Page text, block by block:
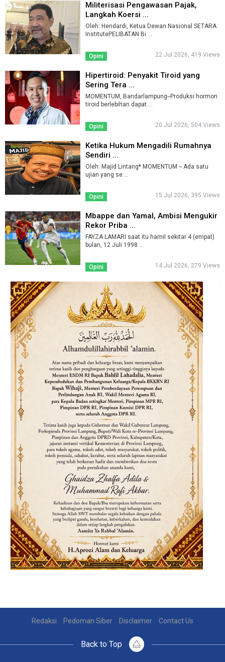
Militerisasi Pengawasan Pajak,
Langkah Koersi ...
Oleh: Hendardi, Ketua Dewan Nasional SETARA
InstitutePELIBATAN Bi ...
Opini 22 Jul 2026, 419 Views
Hipertiroid: Penyakit Tiroid yang
Sering Tera ...
MOMENTUM, Bandarlampung--Produksi hormon
tiroid berlebihan dapat ...
Opini 20 Jul 2026, 504 Views
Ketika Hukum Mengadili Rumahnya
Sendiri ...
Oleh: Majid Lintang* MOMENTUM -- Ada satu
ujian yang se ...
Opini 15 Jul 2026, 395 Views
Mbappe dan Yamal, Ambisi Mengukir
Rekor Priba ...
FAYZA LAMARI saat itu hamil sekitar 4 (empat)
bulan, 12 Juli 1998 ...
Opini 14 Jul 2026, 279 Views
Redaksi Pedoman Siber Disclaimer Contact Us
Back to Top